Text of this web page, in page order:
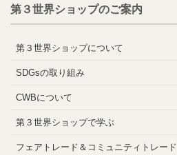
第３世界ショップのご案内
第３世界ショップについて
SDGsの取り組み
CWBについて
第３世界ショップで学ぶ
フェアトレード＆コミュニティトレード